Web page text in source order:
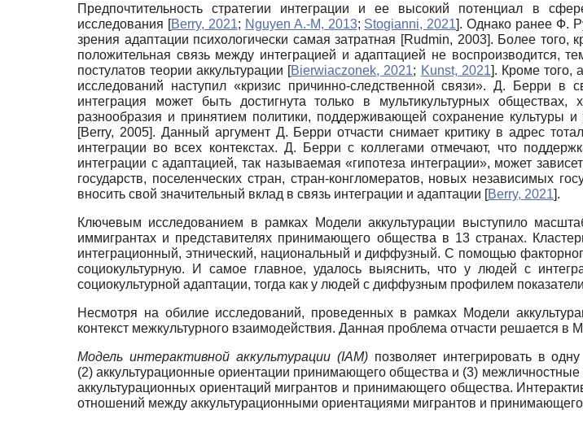
Предпочтительность стратегии интеграции и ее высокий потенциал в
исследования [Berry, 2021; Nguyen A.-M, 2013; Stogianni, 2021]. Однако ранее Ф.
зрения адаптации психологически самая затратная [Rudmin, 2003]. Более того,
положительная связь между интеграцией и адаптацией не
постулатов теории аккультурации [Bierwiaczonek, 2021; Kunst, 2021]. Кроме того,
исследований наступил «кризис причинно-следственной связи». Д. Берри
интеграция может быть достигнута только в мультикультурных
разнообразия и принятием политики, поддерживающей сохранение культуры
[Berry, 2005]. Данный аргумент Д. Берри отчасти снимает критику в адрес
интеграции во всех контекстах. Д. Берри с коллегами отмечают, что
интеграции с адаптацией, так называемая «гипотеза интеграции», может
государств, поселенческих стран, стран-конгломератов, новых независимых
вносить свой значительный вклад в связь интеграции и адаптации [Berry, 2021].
Ключевым исследованием в рамках Модели аккультурации выступило
иммигрантах и представителях принимающего общества в 13 странах.
интеграционный, этнический, национальный и диффузный. С помощью
социокультурную. И самое главное, удалось выяснить, что у людей с
социокультурной адаптации, тогда как у людей с диффузным профилем
Несмотря на обилие исследований, проведенных в рамках Модели
контекст межкультурного взаимодействия. Данная проблема отчасти решается в
Модель интерактивной аккультурации (IAM)позволяет интегрировать в
(2) аккультурационные ориентации принимающего общества и (3)
аккультурационных ориентаций мигрантов и принимающего общества.
отношений между аккультурационными ориентациями мигрантов и